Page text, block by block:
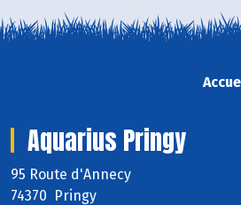
Aquarius Pringy
95 Route d'Annecy
74370 Pringy